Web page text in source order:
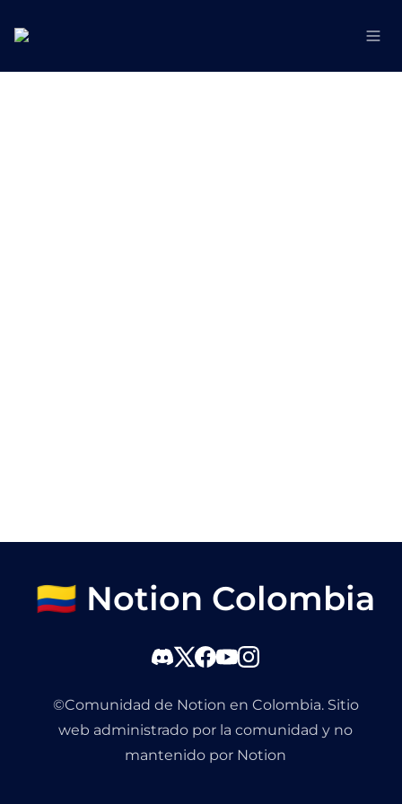
🇨🇴 Notion Colombia
©Comunidad de Notion en Colombia. Sitio
web administrado por la comunidad y no
mantenido por Notion